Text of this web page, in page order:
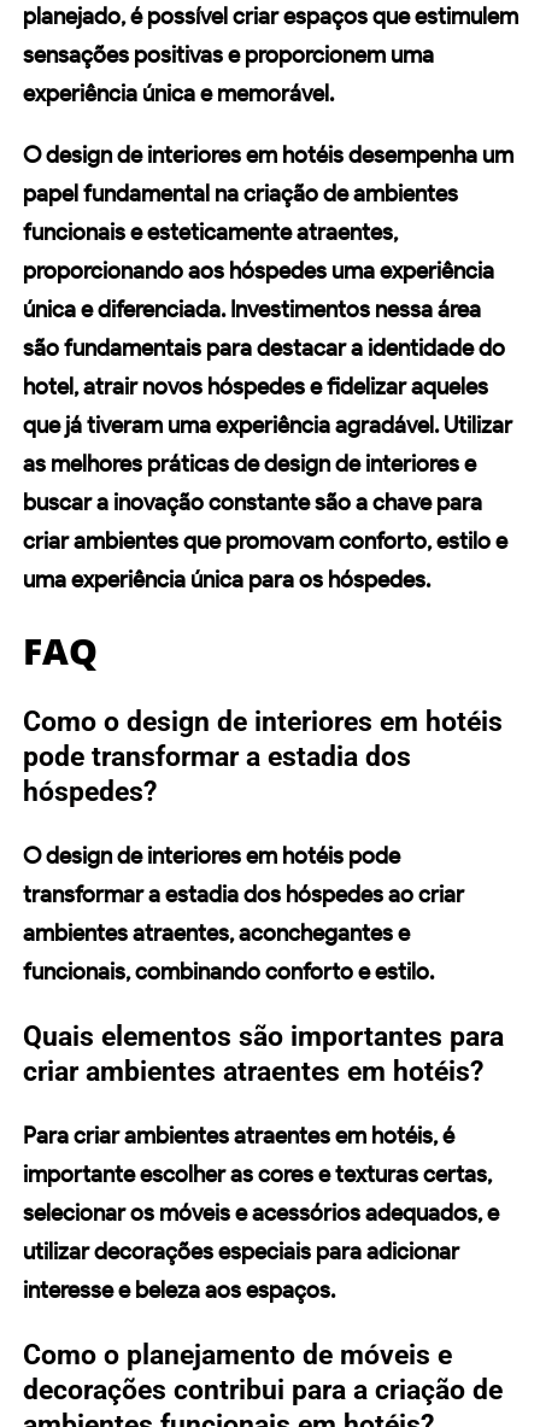
planejado, é possível criar espaços que estimulem
sensações positivas e proporcionem uma
experiência únicae memorável.
O design de interiores em hotéis desempenha um
papel fundamental na criação de ambientes
funcionais e esteticamente atraentes,
proporcionando aos hóspedes umaexperiência
únicae diferenciada. Investimentos nessa área
são fundamentais para destacar a identidade do
hotel, atrair novos hóspedes e fidelizar aqueles
que já tiveram uma experiência agradável. Utilizar
as melhores práticas de design de interiores e
buscar a inovação constante são a chave para
criar ambientes que promovam conforto, estilo e
uma experiência única para os hóspedes.
FAQ
Como o design de interiores em hotéis
pode transformar a estadia dos
hóspedes?
O design de interiores em hotéis pode
transformar a estadia dos hóspedes ao criar
ambientes atraentes, aconchegantes e
funcionais, combinando conforto e estilo.
Quais elementos são importantes para
criar ambientes atraentes em hotéis?
Para criar ambientes atraentes em hotéis, é
importante escolher as cores e texturas certas,
selecionar os móveis e acessórios adequados, e
utilizar decorações especiais para adicionar
interesse e beleza aos espaços.
Como o planejamento de móveis e
decorações contribui para a criação de